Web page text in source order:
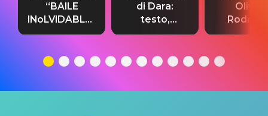
“BAILE
INoLVIDABLE”:
testo,
significato
di Dara:
testo,
traduzione e
del singolo
Olivia
testo,